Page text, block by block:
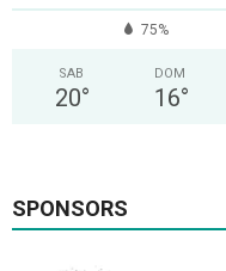
75%
SAB
20°
DOM
16°
SPONSORS